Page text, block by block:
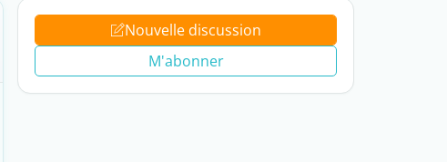
Nouvelle discussion
M'abonner